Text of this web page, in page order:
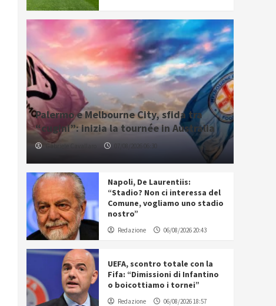
Palermo e Melbourne City, sfida tra
“cugini”: inizia la tournée in Australia
Gabriele Cavallaro 07/08/2026 06:30
Napoli, De Laurentiis:
“Stadio? Non ci interessa del
Comune, vogliamo uno stadio
nostro”
Redazione 06/08/2026 20:43
UEFA, scontro totale con la
Fifa: “Dimissioni di Infantino
o boicottiamo i tornei”
Redazione 06/08/2026 18:57